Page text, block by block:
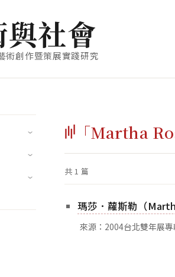
與社會
術創作暨策展實踐研究
「Martha
共 1 篇
瑪莎．蘿斯勒（
來源：2004台北雙年展